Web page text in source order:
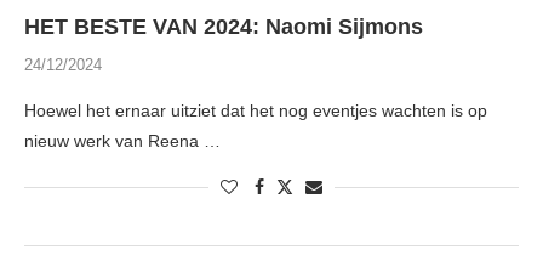
HET BESTE VAN 2024: Naomi Sijmons
24/12/2024
Hoewel het ernaar uitziet dat het nog eventjes wachten is op
nieuw werk van Reena …